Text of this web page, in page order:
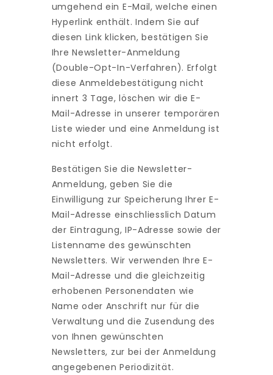
umgehend ein E-Mail, welche einen
Hyperlink enthält. Indem Sie auf
diesen Link klicken, bestätigen Sie
Ihre Newsletter-Anmeldung
(Double-Opt-In-Verfahren). Erfolgt
diese Anmeldebestätigung nicht
innert 3 Tage, löschen wir die E-
Mail-Adresse in unserer temporären
Liste wieder und eine Anmeldung ist
nicht erfolgt.
Bestätigen Sie die Newsletter-
Anmeldung, geben Sie die
Einwilligung zur Speicherung Ihrer E-
Mail-Adresse einschliesslich Datum
der Eintragung, IP-Adresse sowie der
Listenname des gewünschten
Newsletters. Wir verwenden Ihre E-
Mail-Adresse und die gleichzeitig
erhobenen Personendaten wie
Name oder Anschrift nur für die
Verwaltung und die Zusendung des
von Ihnen gewünschten
Newsletters, zur bei der Anmeldung
angegebenen Periodizität.